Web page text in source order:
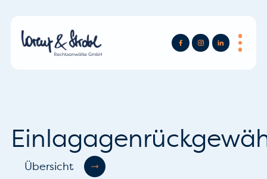
Übersicht